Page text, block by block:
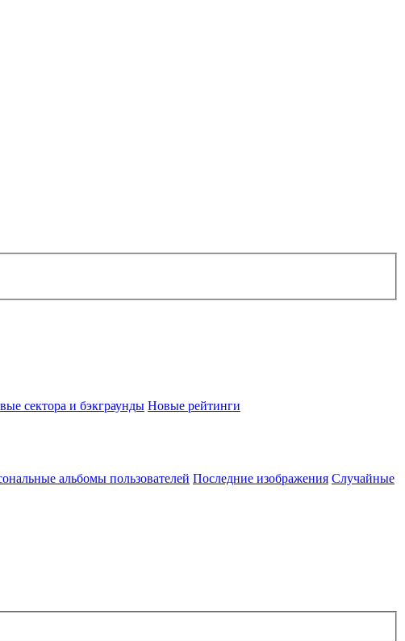
сектора и бэкграунды Новые рейтинги
альбомы пользователей Последние изображения Случайные